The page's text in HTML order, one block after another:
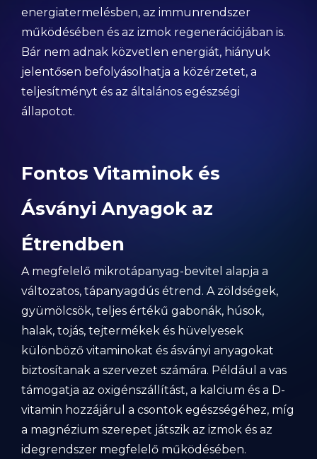
energiatermelésben, az immunrendszer
működésében és az izmok regenerációjában is.
Bár nem adnak közvetlen energiát, hiányuk
jelentősen befolyásolhatja a közérzetet, a
teljesítményt és az általános egészségi
állapotot.
Fontos Vitaminok és
Ásványi Anyagok az
Étrendben
A megfelelő mikrotápanyag-bevitel alapja a
változatos, tápanyagdús étrend. A zöldségek,
gyümölcsök, teljes értékű gabonák, húsok,
halak, tojás, tejtermékek és hüvelyesek
különböző vitaminokat és ásványi anyagokat
biztosítanak a szervezet számára. Például a vas
támogatja az oxigénszállítást, a kalcium és a D-
vitamin hozzájárul a csontok egészségéhez, míg
a magnézium szerepet játszik az izmok és az
idegrendszer megfelelő működésében.